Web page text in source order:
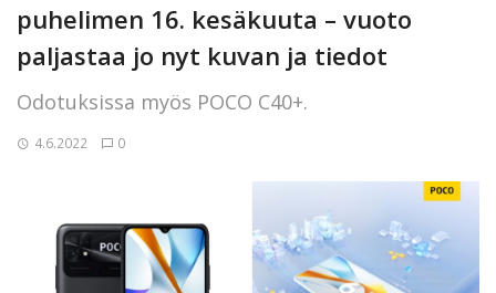
puhelimen 16. kesäkuuta – vuoto
paljastaa jo nyt kuvan ja tiedot
Odotuksissa myös POCO C40+.
4.6.2022 0